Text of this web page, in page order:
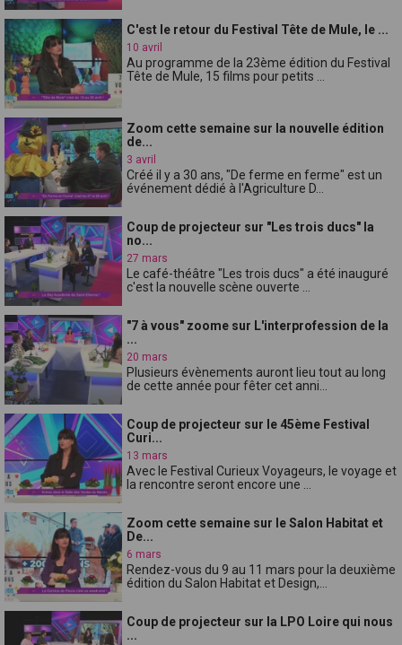
C'est le retour du Festival Tête de Mule, le ...
10 avril
Au programme de la 23ème édition du Festival
Tête de Mule, 15 films pour petits ...
Zoom cette semaine sur la nouvelle édition
de...
3 avril
Créé il y a 30 ans, "De ferme en ferme" est un
événement dédié à l'Agriculture D...
Coup de projecteur sur "Les trois ducs" la
no...
27 mars
Le café-théâtre "Les trois ducs" a été inauguré
c'est la nouvelle scène ouverte ...
"7 à vous" zoome sur L'interprofession de la
...
20 mars
Plusieurs évènements auront lieu tout au long
de cette année pour fêter cet anni...
Coup de projecteur sur le 45ème Festival
Curi...
13 mars
Avec le Festival Curieux Voyageurs, le voyage et
la rencontre seront encore une ...
Zoom cette semaine sur le Salon Habitat et
De...
6 mars
Rendez-vous du 9 au 11 mars pour la deuxième
édition du Salon Habitat et Design,...
Coup de projecteur sur la LPO Loire qui nous
...